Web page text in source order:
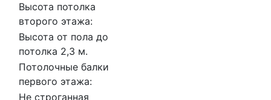
Высота потолка
второго этажа:
Высота от пола до
потолка 2,3 м.
Потолочные балки
первого этажа:
Не строганная